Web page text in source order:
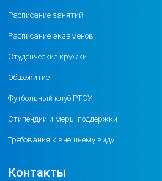
Расписание занятий
Расписание экзаменов
Студенческие кружки
Общежитие
Футбольный клуб РТСУ
Стипендии и меры поддержки
Требования к внешнему виду
Контакты